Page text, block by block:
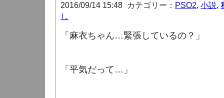
2016/09/14 15:48 カテゴリー： PSO2, 小説,
し
「麻衣ちゃん…緊張しているの？」
「平気だって…」